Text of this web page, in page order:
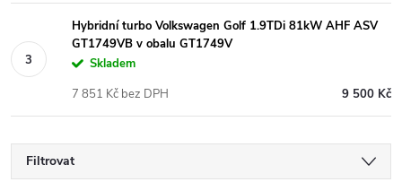
Hybridní turbo Volkswagen Golf 1.9TDi 81kW AHF ASV
GT1749VB v obalu GT1749V
Skladem
9 500 Kč
7 851 Kč bez DPH
Filtrovat